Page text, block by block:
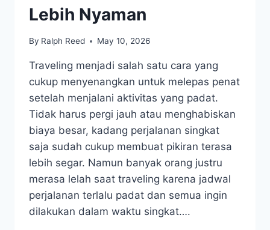
Lebih Nyaman
By Ralph Reed May 10, 2026
Traveling menjadi salah satu cara yang
cukup menyenangkan untuk melepas penat
setelah menjalani aktivitas yang padat.
Tidak harus pergi jauh atau menghabiskan
biaya besar, kadang perjalanan singkat
saja sudah cukup membuat pikiran terasa
lebih segar. Namun banyak orang justru
merasa lelah saat traveling karena jadwal
perjalanan terlalu padat dan semua ingin
dilakukan dalam waktu singkat….